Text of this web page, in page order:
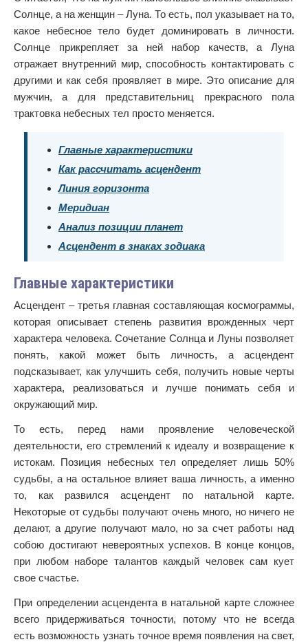
Солнце, а на женщин – Луна. То есть, пол указывает на то,
какое небесное тело будет доминировать в личности.
Солнце прикрепляет за ней набор качеств, а Луна
отражает внутренний мир, способность контактировать с
другими и как себя проявляет в мире. Это описание для
мужчин, а для представительниц прекрасного пола
трактовка небесных тел просто меняется.
Главные характеристики
Как рассчитать асцендент
Линия горизонта
Меридиан
Анализ позиции планет
Асцендент в знаках зодиака
Главные характеристики
Асцендент – третья главная составляющая космограммы,
которая описывает степень развития врожденных черт
характера человека. Сочетание Солнца и Луны позволяет
понять, какой может быть личность, а асцендент
подсказывает, как улучшить себя, получить новые черты
характера, реализоваться и лучше понимать себя и
окружающий мир.
То есть, перед нами проявление человеческой
деятельности, его стремлений к идеалу и возвращение к
истокам. Позиция небесных тел определяет лишь 50%
судьбы, а на остальное влияет ваша личность, а именно
то, как развился асцендент по натальной карте.
Некоторые от судьбы получают очень много, но ничего не
делают, а другие получают мало, но за счет работы над
собою достигают невероятных успехов. В конце концов,
при любом наборе талантов каждый человек сам кует
свое счастье.
При определении асцендента в натальной карте сложнее
всего придерживаться точности, потому что не всегда
есть возможность узнать точное время появления на свет,